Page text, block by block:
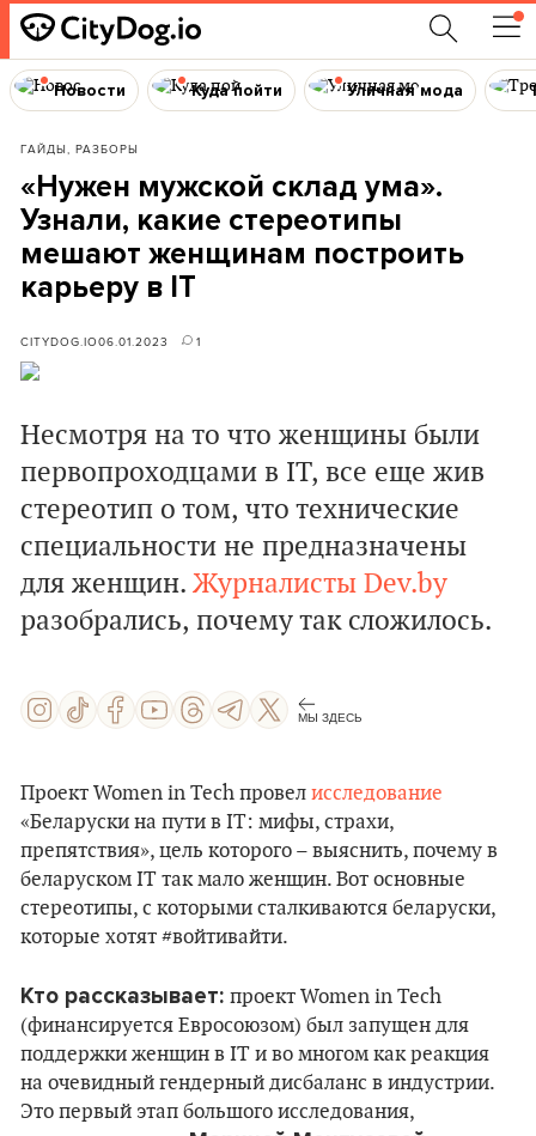
Новости Куда пойти Уличная мода
ГАЙДЫ, РАЗБОРЫ
«Нужен мужской склад ума».
Узнали, какие стереотипы
мешают женщинам построить
карьеру в IT
CITYDOG.IO06.01.2023 1
Несмотря на то что женщины были
первопроходцами в IT, всe ещe жив
стереотип о том, что технические
специальности не предназначены
для женщин. Журналисты Dev.by
разобрались, почему так сложилось.
МЫ ЗДЕСЬ
Проект Women in Tech провел исследование
«Беларуски на пути в IT: мифы, страхи,
препятствия», цель которого – выяснить, почему в
беларуском IT так мало женщин. Вот основные
стереотипы, с которыми сталкиваются беларуски,
которые хотят #войтивайти.
Кто рассказывает: проект Women in Tech
(финансируется Евросоюзом) был запущен для
поддержки женщин в IT и во многом как реакция
на очевидный гендерный дисбаланс в индустрии.
Это первый этап большого исследования,